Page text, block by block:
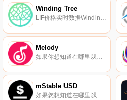
Winding Tree
LIF价格实时数据Winding Tree（LIF）是一种加密货币,在以太坊平台上运行。Winding Tree目前的供应量为24976439.45135637,其中21639227.16108509正在流通.
Melody
mStable USD
如果您想知道在哪里以当前价格购买mStable USD,目前交易｛MUSDnname｝股票的顶级加密货币交易所是CEX.IO。您可以在我们的加密货币交易所页面上找到其他交易所.